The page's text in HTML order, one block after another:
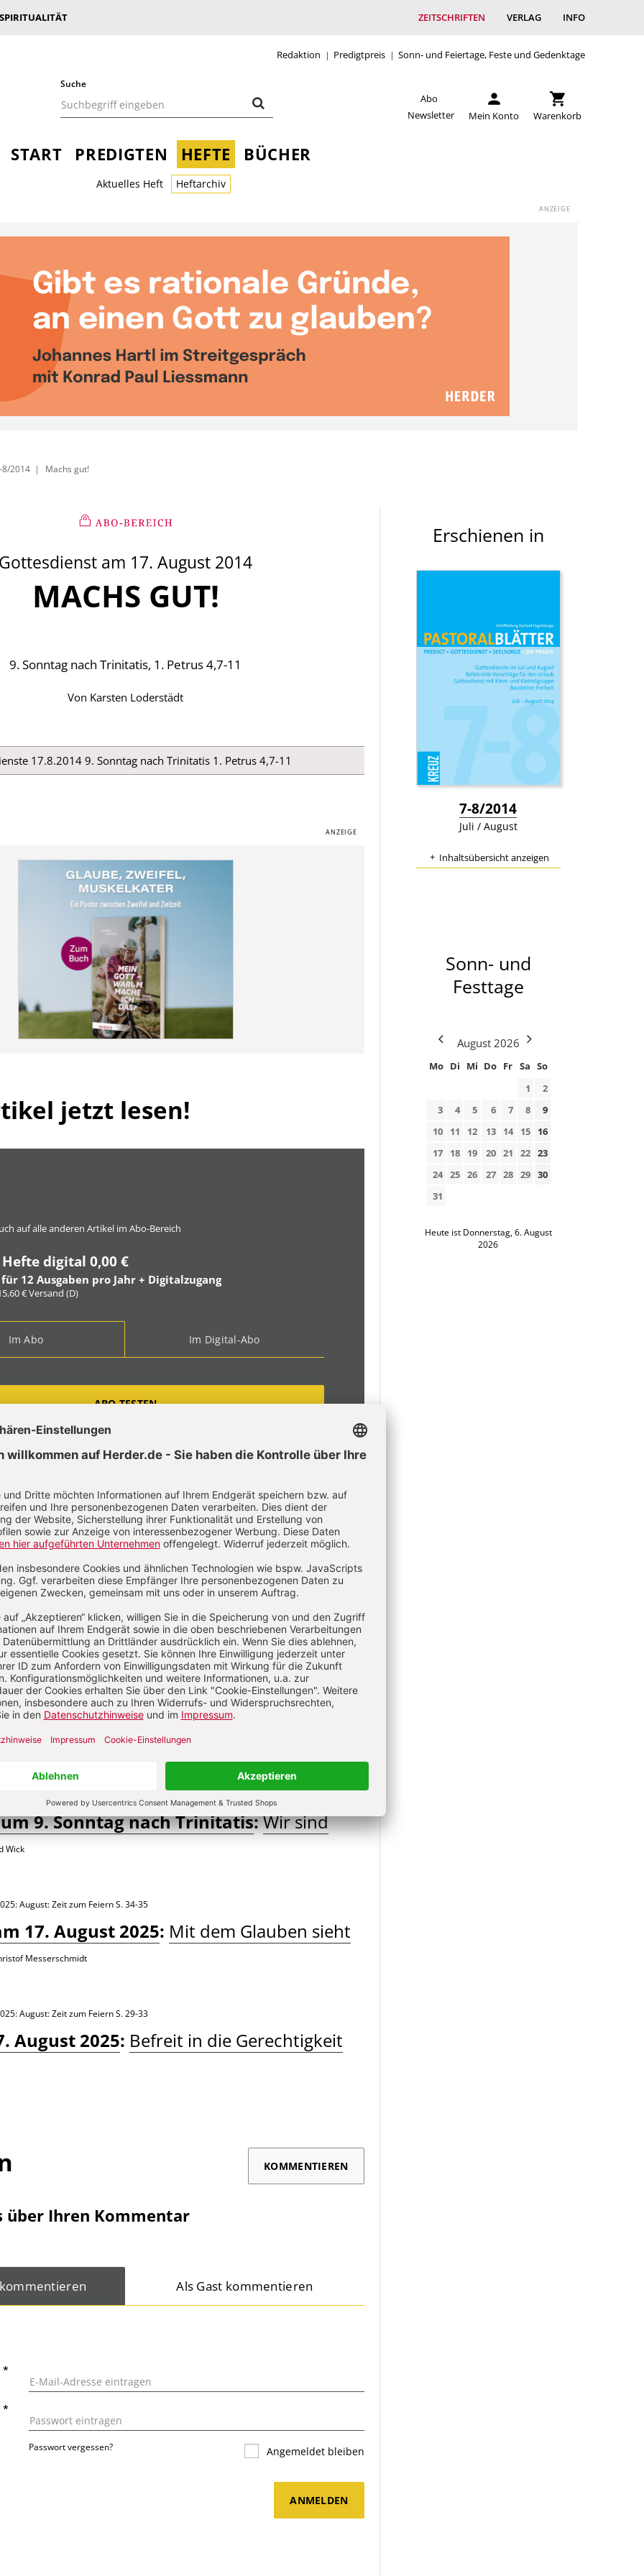
ZEITSCHRIFTEN VERLAG INFO
Redaktion Predigtpreis Sonn- und Feiertage, Feste und Gedenktage
Suche
Abo
Newsletter
Mein Konto Warenkorb
START PREDIGTEN HEFTE BÜCHER
Aktuelles Heft Heftarchiv
8/2014 Machs gut!
Gottesdienst am 17. August 2014
:
MACHS GUT!
9. Sonntag nach Trinitatis, 1. Petrus 4,7-11
Von Karsten Loderstädt
17.8.2014 9. Sonntag nach Trinitatis 1. Petrus 4,7-11
jetzt lesen!
auf alle anderen Artikel im Abo-Bereich
digital 0,00 €
12 Ausgaben pro Jahr + Digitalzugang
€ Versand (D)
Im Abo Im Digital-Abo
ABO TESTEN
Anmelden
Loderstädt
9. Sonntag nach Trinitatis:Wir sind
Wick
August: Zeit zum Feiern S. 34-35
17. August 2025: Mit dem Glauben sieht
Messerschmidt
August: Zeit zum Feiern S. 29-33
August 2025: Befreit in die Gerechtigkeit
KOMMENTIEREN
über Ihren Kommentar
Als Gast kommentieren
*
*
Passwort vergessen? Angemeldet bleiben
ANMELDEN
Erschienen in
7-8/2014
Juli / August
Inhaltsübersicht anzeigen
Sonn- und
Festtage
August 2026
Mo Di Mi Do Fr Sa So
1
2
3
4 5 6 7 8
9
10
11 12 13 14 15
16
17
18 19 20 21 22 23
24 25 26 27 28 29 30
31
Heute ist Donnerstag, 6. August
2026